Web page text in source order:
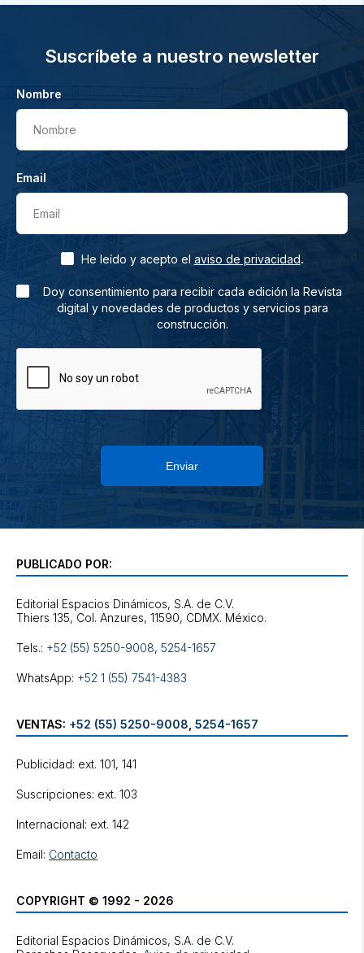
Suscríbete a nuestro newsletter
Nombre
Nombre
Email
Email
He leído y acepto el aviso de privacidad.
Doy consentimiento para recibir cada edición la Revista
digital y novedades de productos y servicios para
construcción.
Enviar
PUBLICADO POR:
Editorial Espacios Dinámicos, S.A. de C.V.
Tels.: +52 (55) 5250-9008, 5254-1657
WhatsApp: +52 1 (55) 7541-4383
VENTAS: +52 (55) 5250-9008 5254-1657
Publicidad: ext. 101, 141
Suscripciones: ext. 103
Internacional: ext. 142
Email: Contacto
COPYRIGHT © 1992 - 2026
Editorial Espacios Dinámicos, S.A. de C.V.